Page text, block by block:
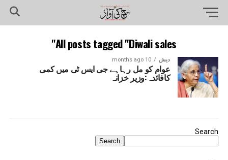
All posts tagged "Diwali sales"
دیش 10 months ago
عوام کو مل رہاہے جی ایس ٹی میں کمی
کافائدہ:وزیر خزانہ
Search
Search